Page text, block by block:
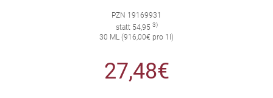
PZN 19169931
statt 54,95 3)
30 ML (916,00€ pro 1l)
27,48€